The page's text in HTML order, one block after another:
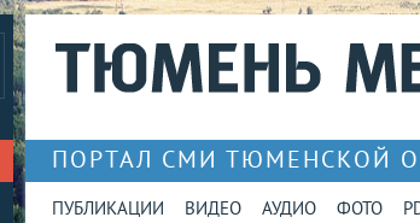
ПОРТАЛ СМИ ТЮМЕНСКОЙ
ПУБЛИКАЦИИ ВИДЕО АУДИО ФОТО